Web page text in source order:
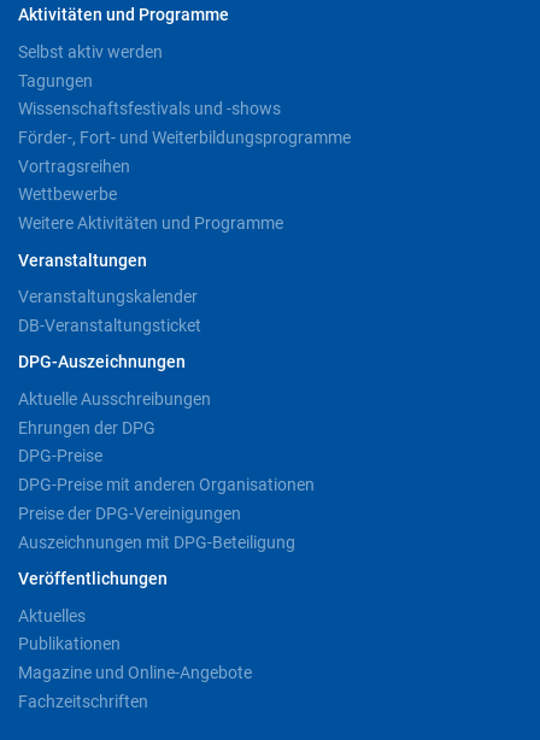
Aktivitäten und Programme
Selbst aktiv werden
Tagungen
Wissenschaftsfestivals und -shows
Förder-, Fort- und Weiterbildungsprogramme
Vortragsreihen
Wettbewerbe
Weitere Aktivitäten und Programme
Veranstaltungen
Veranstaltungskalender
DB-Veranstaltungsticket
DPG-Auszeichnungen
Aktuelle Ausschreibungen
Ehrungen der DPG
DPG-Preise
DPG-Preise mit anderen Organisationen
Preise der DPG-Vereinigungen
Auszeichnungen mit DPG-Beteiligung
Veröffentlichungen
Aktuelles
Publikationen
Magazine und Online-Angebote
Fachzeitschriften